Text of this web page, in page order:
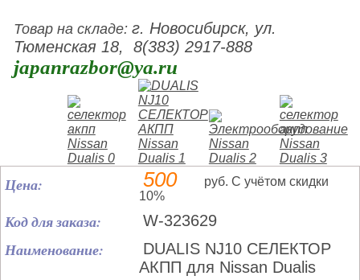
Товар на складе:г. Новосибирск, ул.
Тюменская 18, 8(383) 2917-888
japanrazbor@ya.ru
Цена: 500
руб. С учётом скидки
10%
Код для заказа: W-323629
Наименование:
DUALIS NJ10 СЕЛЕКТОР
АКПП для Nissan Dualis